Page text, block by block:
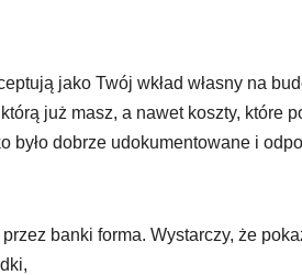
jako Twój wkład własny na
już masz, a nawet koszty, które
było dobrze udokumentowane i
banki forma. Wystarczy, że